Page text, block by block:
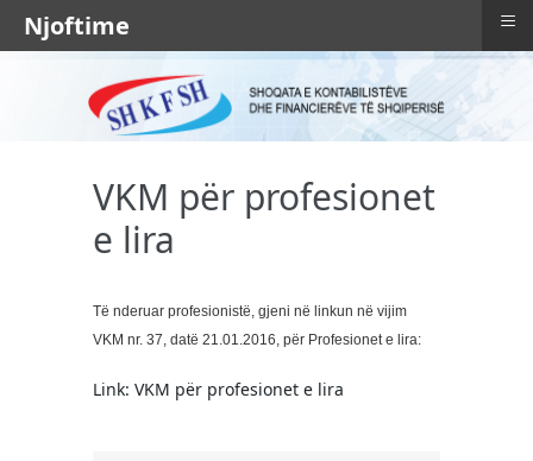
VKM për profesionet
e lira
Të nderuar profesionistë, gjeni në linkun në vijim
VKM nr. 37, datë 21.01.2016, për Profesionet e lira:
Link: VKM për profesionet e lira
Njoftime ≡